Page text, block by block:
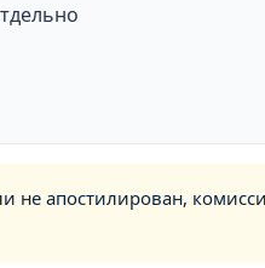
не апостилирован,